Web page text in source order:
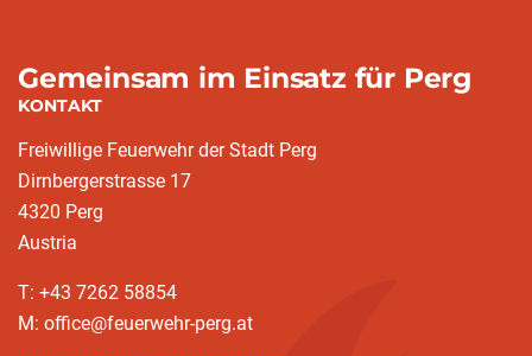
Gemeinsam im Einsatz für Perg
KONTAKT
Freiwillige Feuerwehr der Stadt Perg
Dirnbergerstrasse 17
4320 Perg
Austria
T: +43 7262 58854
M: office@feuerwehr-perg.at